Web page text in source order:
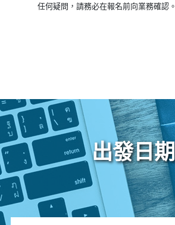
任何疑問，請務必在報名前向業務確認。
出發日期